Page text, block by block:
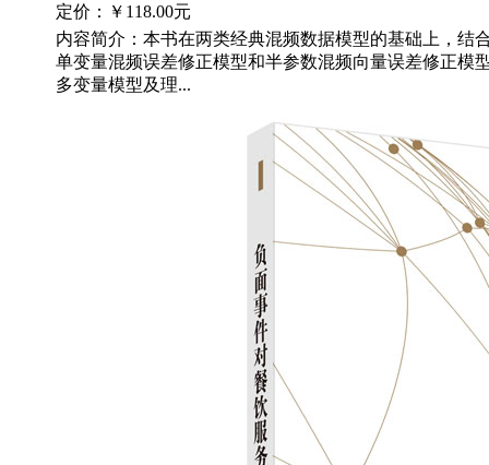
定价：
￥118.00元
内容简介：本书在两类经典混频数据模型的基础上，结
单变量混频误差修正模型和半参数混频向量误差修正模
多变量模型及理...